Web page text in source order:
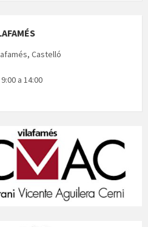
Castelló
a 14:00